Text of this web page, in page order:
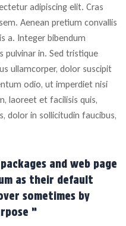
adipiscing elit. Cras
Aenean pretium convallis
a. Integer bibendum
pulvinar in. Sed tristique
ullamcorper, dolor suscipit
odio, ut imperdiet nisi
laoreet et facilisis quis,
dolor in sollicitudin faucibus,
and web page
as their default
sometimes by
”